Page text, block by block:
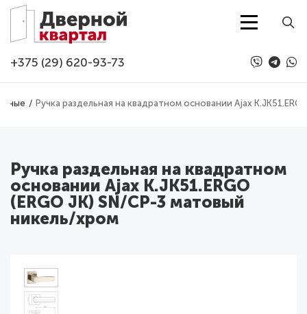
Перейти к основному содержанию
+375 (29) 620-93-73
Ручка раздельная на квадратном основании Ajax
Ручка раздельная на квадратном
основании Ajax K.JK51.ERGO
(ERGO JK) SN/CP-3 матовый
никель/хром